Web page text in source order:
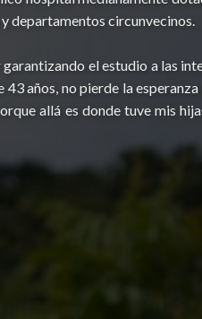
departamentos circunvecinos.
el estudio a las
años, no pierde la
allá es donde tuve mis